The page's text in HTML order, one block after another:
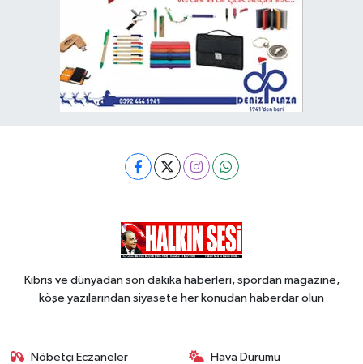
Kıbrıs ve dünyadan son dakika haberleri, spordan magazine,
köşe yazılarından siyasete her konudan haberdar olun
Nöbetçi Eczaneler Hava Durumu